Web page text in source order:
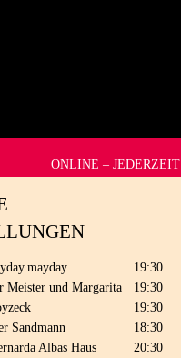
ONLINE – JEDERZEIT
19:30
Meister und Margarita 19:30
19:30
Sandmann 18:30
Albas Haus 20:30